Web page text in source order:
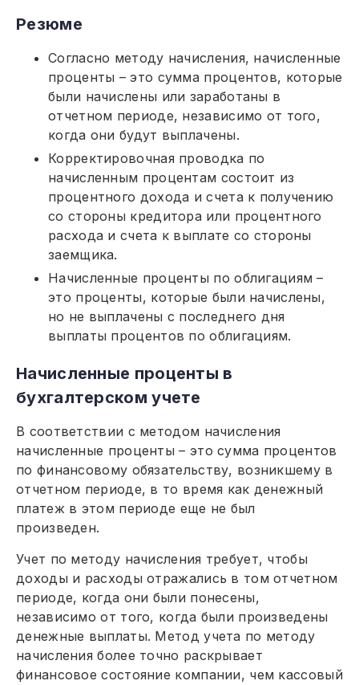
Резюме
Согласно методу начисления, начисленные
проценты – это сумма процентов, которые
были начислены или заработаны в
отчетном периоде, независимо от того,
когда они будут выплачены.
Корректировочная проводка по
начисленным процентам состоит из
процентного дохода и счета к получению
со стороны кредитора или процентного
расхода и счета к выплате со стороны
заемщика.
Начисленные проценты по облигациям –
это проценты, которые были начислены,
но не выплачены с последнего дня
выплаты процентов по облигациям.
Начисленные проценты в
бухгалтерском учете
В соответствии с методом начисления
начисленные проценты – это сумма процентов
по финансовому обязательству, возникшему в
отчетном периоде, в то время как денежный
платеж в этом периоде еще не был
произведен.
Учет по методу начисления требует, чтобы
доходы и расходы отражались в том отчетном
периоде, когда они были понесены,
независимо от того, когда были произведены
денежные выплаты. Метод учета по методу
начисления более точно раскрывает
финансовое состояние компании, чем кассовый